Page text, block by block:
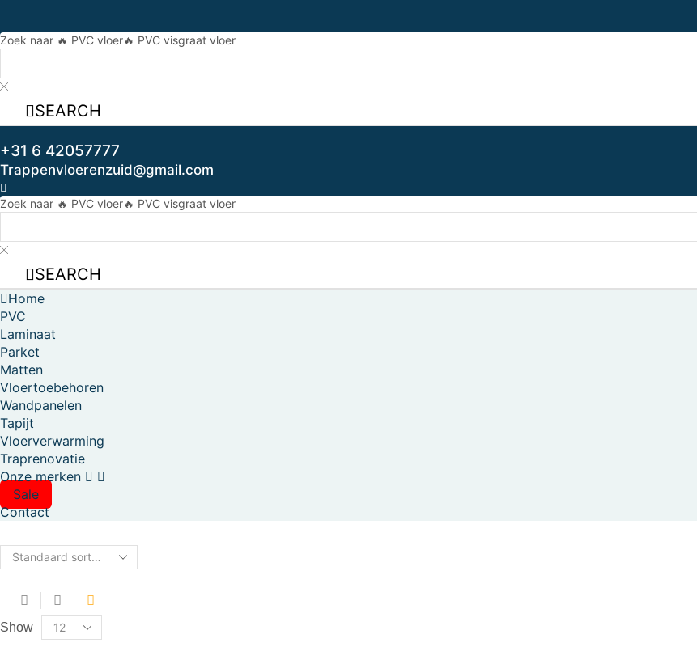
Zoek naar 🔥 PVC vloer🔥 PVC visgraat vloer
SEARCH
+31 6 42057777
Trappenvloerenzuid@gmail.com
Zoek naar 🔥 PVC vloer🔥 PVC visgraat vloer
SEARCH
Home
PVC
Laminaat
Parket
Matten
Vloertoebehoren
Wandpanelen
Tapijt
Vloerverwarming
Traprenovatie
Onze merken
Sale
Contact
columns
grid
columns
grid
columns
Show
Products
per